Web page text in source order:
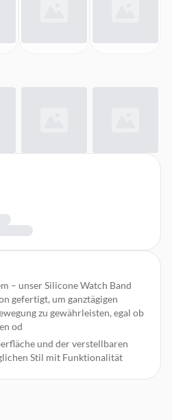
– unser Silicone Watch Band
gefertigt, um ganztägigen
zu gewährleisten, egal ob
od
und der verstellbaren
Stil mit Funktionalität